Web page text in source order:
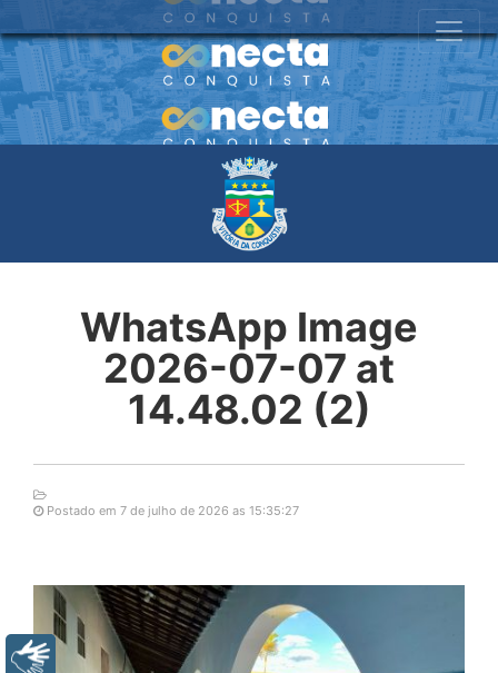
WhatsApp Image
2026-07-07 at
14.48.02 (2)
Postado em 7 de julho de 2026 as 15:35:27
Libras